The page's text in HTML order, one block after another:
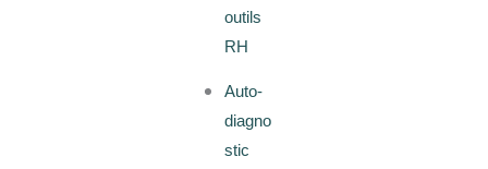
outils
RH
Auto-
diagno
stic